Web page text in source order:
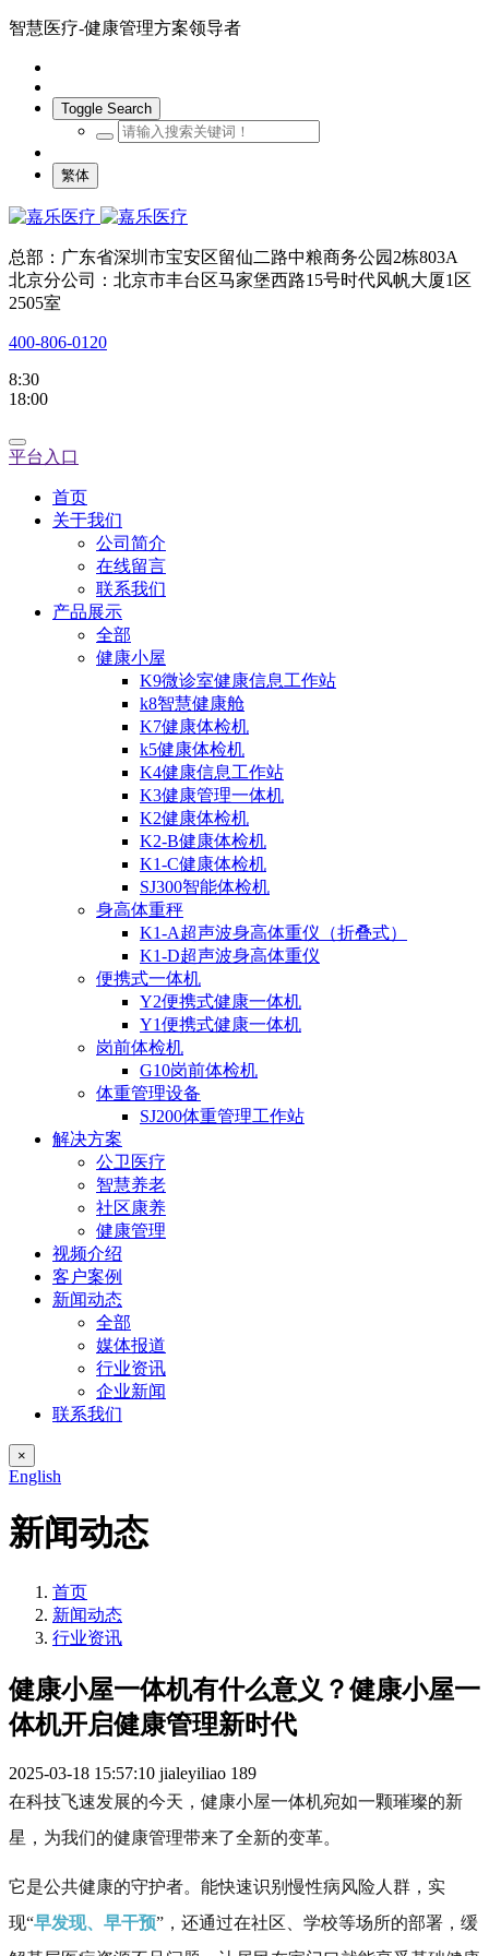
智慧医疗-健康管理方案领导者
Toggle Search
繁体
总部：广东省深圳市宝安区留仙二路中粮商务公园2栋803A
北京分公司：北京市丰台区马家堡西路15号时代风帆大厦1区
2505室
400-806-0120
8:30
18:00
平台入口
首页
关于我们
公司简介
在线留言
联系我们
产品展示
全部
健康小屋
K9微诊室健康信息工作站
k8智慧健康舱
K7健康体检机
k5健康体检机
K4健康信息工作站
K3健康管理一体机
K2健康体检机
K2-B健康体检机
K1-C健康体检机
SJ300智能体检机
身高体重秤
K1-A超声波身高体重仪（折叠式）
K1-D超声波身高体重仪
便携式一体机
Y2便携式健康一体机
Y1便携式健康一体机
岗前体检机
G10岗前体检机
体重管理设备
SJ200体重管理工作站
解决方案
公卫医疗
智慧养老
社区康养
健康管理
视频介绍
客户案例
新闻动态
全部
媒体报道
行业资讯
企业新闻
联系我们
×
English
新闻动态
首页
新闻动态
行业资讯
健康小屋一体机有什么意义？健康小屋一
体机开启健康管理新时代
2025-03-18 15:57:10 jialeyiliao 189
在科技飞速发展的今天，健康小屋一体机宛如一颗璀璨的新
星，为我们的健康管理带来了全新的变革。
它是公共健康的守护者。能快速识别慢性病风险人群，实
现“早发现、早干预”，还通过在社区、学校等场所的部署，缓